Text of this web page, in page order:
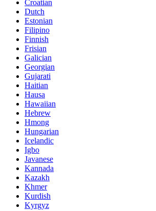
Croatian
Dutch
Estonian
Filipino
Finnish
Frisian
Galician
Georgian
Gujarati
Haitian
Hausa
Hawaiian
Hebrew
Hmong
Hungarian
Icelandic
Igbo
Javanese
Kannada
Kazakh
Khmer
Kurdish
Kyrgyz